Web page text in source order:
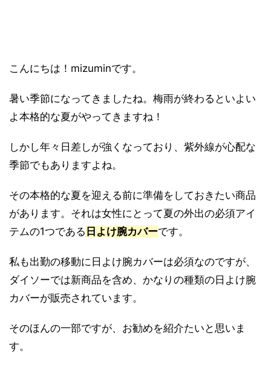
こんにちは！mizuminです。
暑い季節になってきましたね。梅雨が終わるといよい
よ本格的な夏がやってきますね！
しかし年々日差しが強くなっており、紫外線が心配な
季節でもありますよね。
その本格的な夏を迎える前に準備をしておきたい商品
があります。それは女性にとって夏の外出の必須アイ
テムの1つである 日よけ腕カバーです。
私も出勤の移動に日よけ腕カバーは必須なのですが、
ダイソーでは新商品を含め、かなりの種類の日よけ腕
カバーが販売されています。
そのほんの一部ですが、お勧めを紹介たいと思いま
す。